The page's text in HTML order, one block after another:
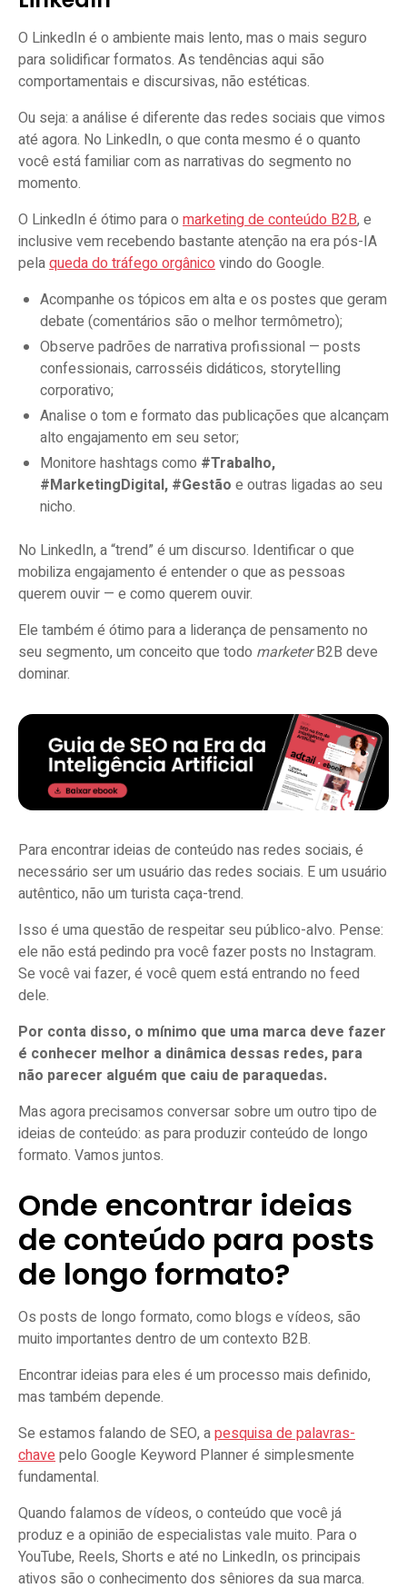
O LinkedIn é o ambiente mais lento, mas o mais seguro
para solidificar formatos. As tendências aqui são
comportamentais e discursivas, não estéticas.
Ou seja: a análise é diferente das redes sociais que vimos
até agora. No LinkedIn, o que conta mesmo é o quanto
você está familiar com as narrativas do segmento no
momento.
O LinkedIn é ótimo para o marketing de conteúdo B2B, e
inclusive vem recebendo bastante atenção na era pós-IA
pelaqueda do tráfego orgânicovindo do Google.
Acompanhe os tópicos em alta e os postes que geram
debate (comentários são o melhor termômetro);
Observe padrões de narrativa profissional — posts
confessionais, carrosséis didáticos, storytelling
corporativo;
Analise o tom e formato das publicações que alcançam
alto engajamento em seu setor;
Monitore hashtags como #Trabalho,
#MarketingDigital, #Gestão e outras ligadas ao seu
nicho.
No LinkedIn, a “trend” é um discurso. Identificar o que
mobiliza engajamento é entender o que as pessoas
querem ouvir — e como querem ouvir.
Ele também é ótimo para a liderança de pensamento no
seu segmento, um conceito que todo marketerB2B deve
dominar.
Para encontrar ideias de conteúdo nas redes sociais, é
necessário ser um usuário das redes sociais. E um usuário
autêntico, não um turista caça-trend.
Isso é uma questão de respeitar seu público-alvo. Pense:
ele não está pedindo pra você fazer posts no Instagram.
Se você vai fazer, é você quem está entrando no feed
dele.
Por conta disso, o mínimo que uma marca deve fazer
é conhecer melhor a dinâmica dessas redes, para
não parecer alguém que caiu de paraquedas.
Mas agora precisamos conversar sobre um outro tipo de
ideias de conteúdo: as para produzir conteúdo de longo
formato. Vamos juntos.
Onde encontrar ideias
de conteúdo para posts
de longo formato?
Os posts de longo formato, como blogs e vídeos, são
muito importantes dentro de um contexto B2B.
Encontrar ideias para eles é um processo mais definido,
mas também depende.
Se estamos falando de SEO, apesquisa de palavras-
chavepelo Google Keyword Planner é simplesmente
fundamental.
Quando falamos de vídeos, o conteúdo que você já
produz e a opinião de especialistas vale muito. Para o
YouTube, Reels, Shorts e até no LinkedIn, os principais
ativos são o conhecimento dos sêniores da sua marca.